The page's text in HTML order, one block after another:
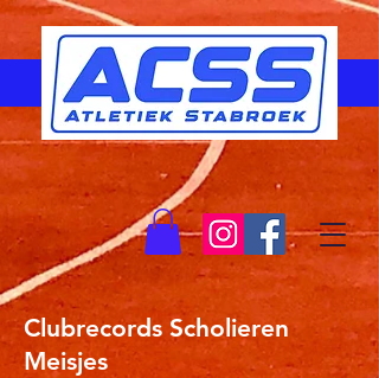
Clubrecords Scholieren
Meisjes